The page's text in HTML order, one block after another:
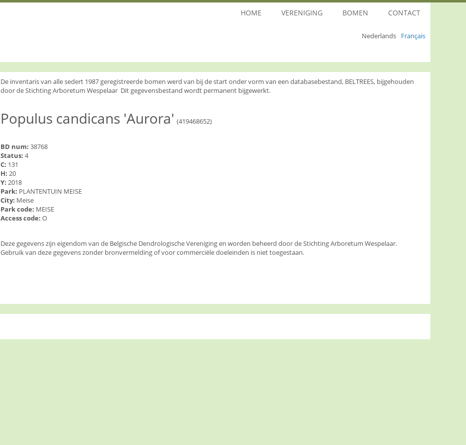
Nederlands Français
HOME VERENIGING BOMEN CONTACT
De inventaris van alle sedert 1987 geregistreerde bomen werd van bij de start onder vorm van een databasebestand, BELTREES, bijgehouden
door de Stichting Arboretum Wespelaar Dit gegevensbestand wordt permanent bijgewerkt.
Populus candicans 'Aurora' (419468652)
BD num: 38768
Status: 4
C: 131
H: 20
Y: 2018
Park: PLANTENTUIN MEISE
City: Meise
Park code: MEISE
Access code: O
Deze gegevens zijn eigendom van de Belgische Dendrologische Vereniging en worden beheerd door de Stichting Arboretum Wespelaar.
Gebruik van deze gegevens zonder bronvermelding of voor commerciële doeleinden is niet toegestaan.